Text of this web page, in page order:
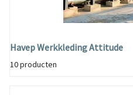
Havep Werkkleding Attitude
10 producten